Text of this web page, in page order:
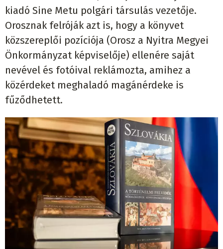
kiadó Sine Metu polgári társulás vezetője.
Orosznak felróják azt is, hogy a könyvet
közszereplői pozíciója (Orosz a Nyitra Megyei
Önkormányzat képviselője) ellenére saját
nevével és fotóival reklámozta, amihez a
közérdeket meghaladó magánérdeke is
fűződhetett.